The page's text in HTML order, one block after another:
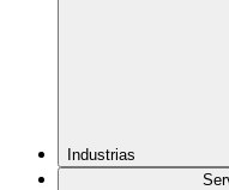
Industrias